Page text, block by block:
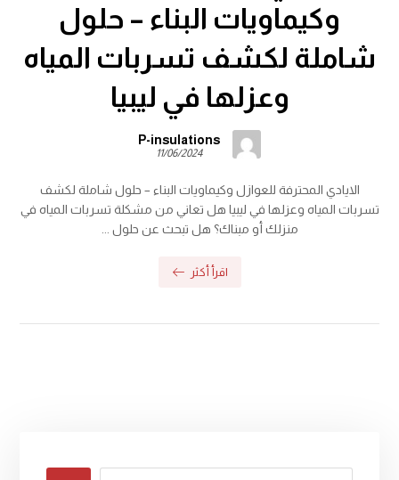
وكيماويات البناء – حلول
شاملة لكشف تسربات المياه
وعزلها في ليبيا
P-insulations
11/06/2024
الايادي المحترفة للعوازل وكيماويات البناء – حلول شاملة لكشف
تسربات المياه وعزلها في ليبيا هل تعاني من مشكلة تسربات المياه في
منزلك أو مبناك؟ هل تبحث عن حلول ...
اقرأ أكثر